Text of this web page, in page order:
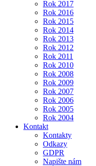
Rok 2017
Rok 2016
Rok 2015
Rok 2014
Rok 2013
Rok 2012
Rok 2011
Rok 2010
Rok 2008
Rok 2009
Rok 2007
Rok 2006
Rok 2005
Rok 2004
Kontakt
Kontakty
Odkazy
GDPR
Napište nám